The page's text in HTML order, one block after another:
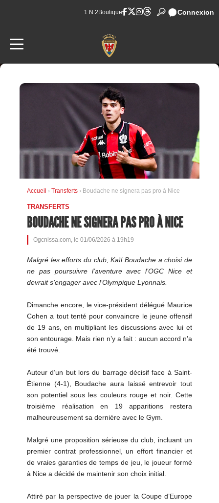
1 N 2 Boutique Connexion
Accueil › Transferts › Boudache ne signera pas pro à Nice
TRANSFERTS
BOUDACHE NE SIGNERA PAS PRO À NICE
Ogcnissa.com, le 01/06/2026 à 19h19
Malgré les efforts du club, Kaïl Boudache a choisi de
ne pas poursuivre l’aventure avec l’OGC Nice et
devrait s’engager avec l’Olympique Lyonnais.
Dimanche encore, le vice-président délégué Maurice
Cohen a tout tenté pour convaincre le jeune offensif
de 19 ans, en multipliant les discussions avec lui et
son entourage. Mais rien n’y a fait : aucun accord n’a
été trouvé.
Auteur d’un but lors du barrage décisif face à Saint-
Étienne (4-1), Boudache aura laissé entrevoir tout
son potentiel sous les couleurs rouge et noir. Cette
troisième réalisation en 19 apparitions restera
malheureusement sa dernière avec le Gym.
Malgré une proposition sérieuse du club, incluant un
premier contrat professionnel, un effort financier et
de vraies garanties de temps de jeu, le joueur formé
à Nice a décidé de maintenir son choix initial.
Attiré par la perspective de jouer la Coupe d’Europe